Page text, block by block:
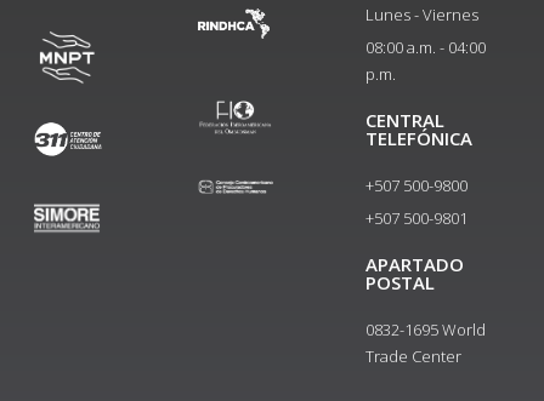
Lunes - Viernes
08:00 a.m. - 04:00
p.m.
CENTRAL
TELEFÓNICA
+507 500-9800
+507 500-9801​
APARTADO
POSTAL
0832-1695 World
Trade Center